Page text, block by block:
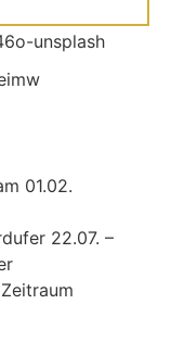
01.02.
22.07. –